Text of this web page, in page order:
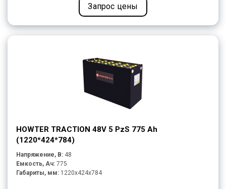
Запрос цены
HOWTER TRACTION 48V 5 PzS 775 Ah
(1220*424*784)
Напряжение, В: 48
Емкость, Ач: 775
Габариты, мм: 1220x424x784